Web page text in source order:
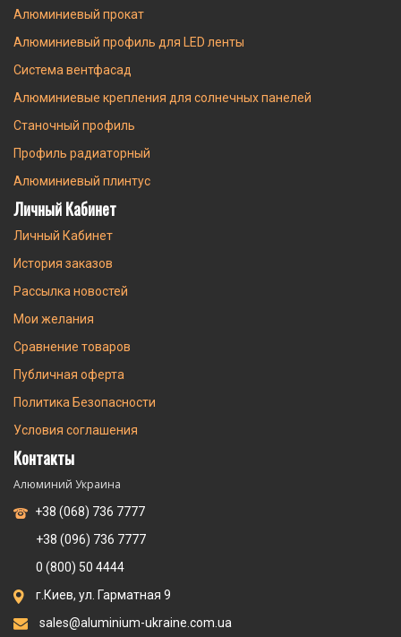
Алюминиевый прокат
Алюминиевый профиль для LED ленты
Система вентфасад
Алюминиевые крепления для солнечных панелей
Станочный профиль
Профиль радиаторный
Алюминиевый плинтус
Личный Кабинет
Личный Кабинет
История заказов
Рассылка новостей
Мои желания
Сравнение товаров
Публичная оферта
Политика Безопасности
Условия соглашения
Контакты
Алюминий Украина
+38 (068) 736 7777
+38 (096) 736 7777
0 (800) 50 4444
г.Киев, ул. Гарматная 9
sales@aluminium-ukraine.com.ua